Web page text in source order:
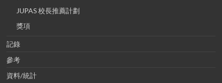
JUPAS 校長推薦計劃
獎項
記錄
參考
資料/統計